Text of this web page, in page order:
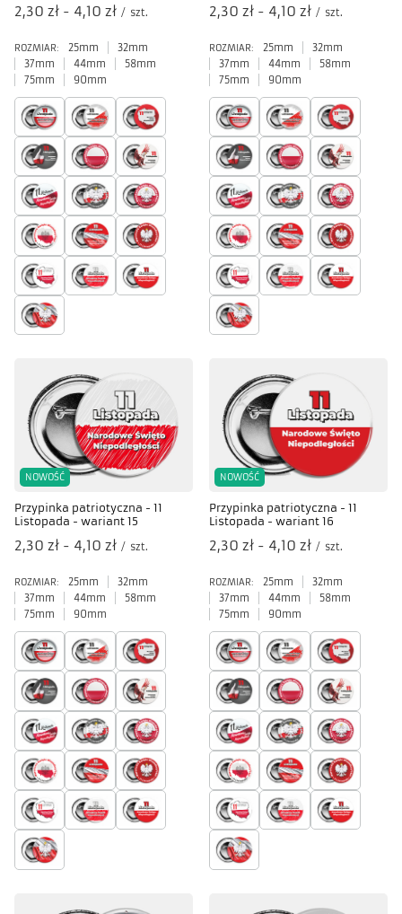
od
2,30 zł - do
4,10 zł / szt.
ROZMIAR: 25mm
32mm
37mm
44mm
58mm
75mm
90mm
od
2,30 zł - do
4,10 zł / szt.
ROZMIAR: 25mm
32mm
37mm
44mm
58mm
75mm
90mm
NOWOŚĆ
Przypinka patriotyczna - 11
Listopada - wariant 15
od
2,30 zł - do
4,10 zł / szt.
ROZMIAR: 25mm
32mm
37mm
44mm
58mm
75mm
90mm
NOWOŚĆ
Przypinka patriotyczna - 11
Listopada - wariant 16
od
2,30 zł - do
4,10 zł / szt.
ROZMIAR: 25mm
32mm
37mm
44mm
58mm
75mm
90mm